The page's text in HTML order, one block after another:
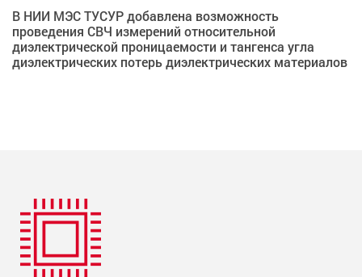
В НИИ МЭС ТУСУР добавлена возможность
проведения СВЧ измерений относительной
диэлектрической проницаемости и тангенса угла
диэлектрических потерь диэлектрических материалов